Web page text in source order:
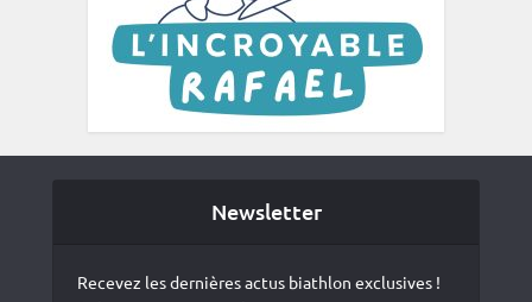
Newsletter
Recevez les dernières actus biathlon exclusives !